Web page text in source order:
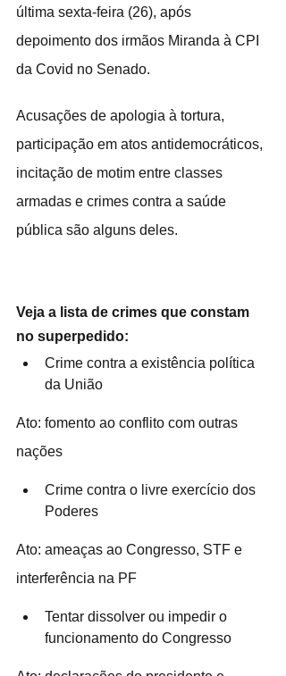
última sexta-feira (26), após
depoimento dos irmãos Miranda à CPI
da Covid no Senado.
Acusações de apologia à tortura,
participação em atos antidemocráticos,
incitação de motim entre classes
armadas e crimes contra a saúde
pública são alguns deles.
Veja a lista de crimes que constam
no superpedido:
Crime contra a existência política
da União
Ato: fomento ao conflito com outras
nações
Crime contra o livre exercício dos
Poderes
Ato: ameaças ao Congresso, STF e
interferência na PF
Tentar dissolver ou impedir o
funcionamento do Congresso